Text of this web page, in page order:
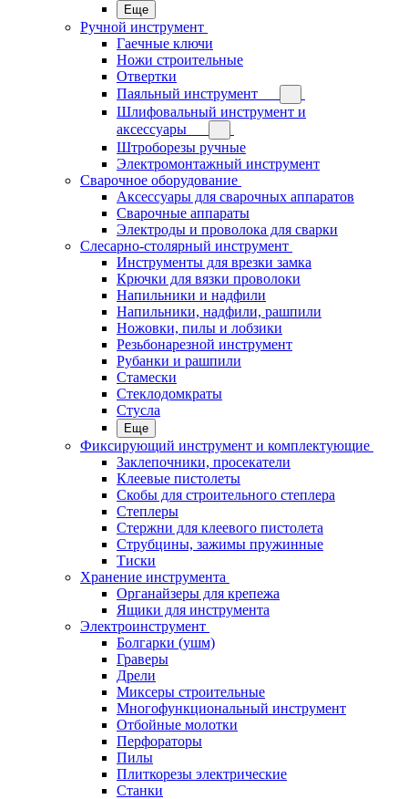
Еще
Ручной инструмент
Гаечные ключи
Ножи строительные
Отвертки
Паяльный инструмент
Шлифовальный инструмент и
аксессуары
Штроборезы ручные
Электромонтажный инструмент
Сварочное оборудование
Аксессуары для сварочных аппаратов
Сварочные аппараты
Электроды и проволока для сварки
Слесарно-столярный инструмент
Инструменты для врезки замка
Крючки для вязки проволоки
Напильники и надфили
Напильники, надфили, рашпили
Ножовки, пилы и лобзики
Резьбонарезной инструмент
Рубанки и рашпили
Стамески
Стеклодомкраты
Стусла
Еще
Фиксирующий инструмент и комплектующие
Заклепочники, просекатели
Клеевые пистолеты
Скобы для строительного степлера
Степлеры
Стержни для клеевого пистолета
Струбцины, зажимы пружинные
Тиски
Хранение инструмента
Органайзеры для крепежа
Ящики для инструмента
Электроинструмент
Болгарки (ушм)
Граверы
Дрели
Миксеры строительные
Многофункциональный инструмент
Отбойные молотки
Перфораторы
Пилы
Плиткорезы электрические
Станки